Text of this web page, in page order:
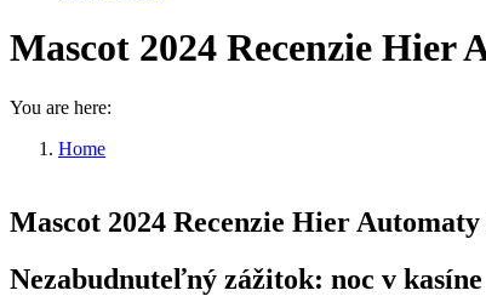
Mascot 2024 Recenzie Hier
You are here:
Home
Mascot 2024 Recenzie Hier
Nezabudnuteľný zážitok: noc v kasíne